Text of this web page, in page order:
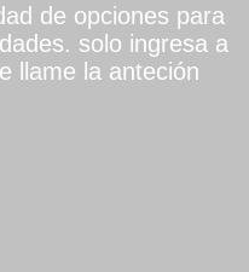
de opciones para
solo ingresa a
llame la anteción